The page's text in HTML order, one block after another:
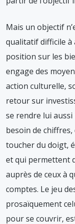
Mais un objectif
qualitatif difficile à
position sur les
engage des
action culturelle,
retour sur
se rendre lui aussi
besoin de
toucher du doigt,
et qui permettent
auprès de ceux à
comptes. Le jeu
prosaïquement
pour se couvrir,